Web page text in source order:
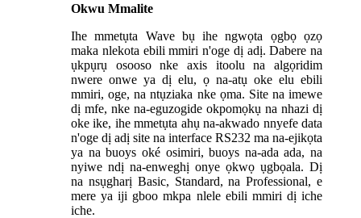
Okwu Mmalite
Ihe mmetụta Wave bụ ihe ngwọta ọgbọ ọzọ
maka nlekota ebili mmiri n'oge dị adị. Dabere na
ụkpụrụ osooso nke axis itoolu na algọridim
nwere onwe ya dị elu, ọ na-atụ oke elu ebili
mmiri, oge, na ntụziaka nke ọma. Site na imewe
dị mfe, nke na-eguzogide okpomọkụ na nhazi dị
oke ike, ihe mmetụta ahụ na-akwado nnyefe data
n'oge dị adị site na interface RS232 ma na-ejikọta
ya na buoys oké osimiri, buoys na-ada ada, na
nyiwe ndị na-enweghị onye ọkwọ ụgbọala. Dị
na nsụgharị Basic, Standard, na Professional, e
mere ya iji gboo mkpa nlele ebili mmiri dị iche
iche.